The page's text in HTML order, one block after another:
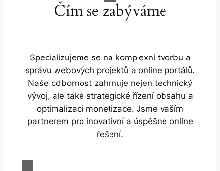
Čím se zabýváme
Specializujeme se na komplexní tvorbu a
správu webových projektů a online portálů.
Naše odbornost zahrnuje nejen technický
vývoj, ale také strategické řízení obsahu a
optimalizaci monetizace. Jsme vaším
partnerem pro inovativní a úspěšné online
řešení.